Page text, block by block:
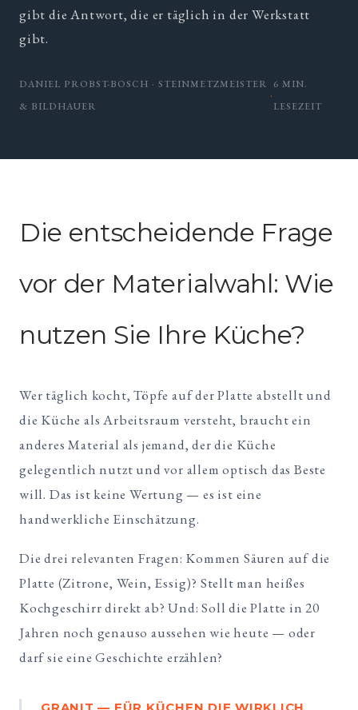
gibt die Antwort, die er täglich in der Werkstatt
gibt.
DANIEL PROBST-BOSCH · STEINMETZMEISTER
& BILDHAUER
·
6 MIN.
LESEZEIT
Die entscheidende Frage
vor der Materialwahl: Wie
nutzen Sie Ihre Küche?
Wer täglich kocht, Töpfe auf der Platte abstellt und
die Küche als Arbeitsraum versteht, braucht ein
anderes Material als jemand, der die Küche
gelegentlich nutzt und vor allem optisch das Beste
will. Das ist keine Wertung — es ist eine
handwerkliche Einschätzung.
Die drei relevanten Fragen: Kommen Säuren auf die
Platte (Zitrone, Wein, Essig)? Stellt man heißes
Kochgeschirr direkt ab? Und: Soll die Platte in 20
Jahren noch genauso aussehen wie heute — oder
darf sie eine Geschichte erzählen?